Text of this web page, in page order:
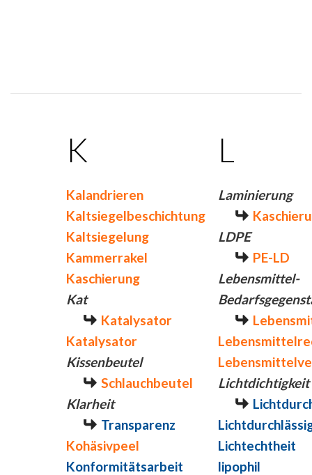
K
Kalandrieren
Kaltsiegelbeschichtung
Kaltsiegelung
Kammerrakel
Kaschierung
Kat
Katalysator
Katalysator
Kissenbeutel
Schlauchbeutel
Klarheit
Transparenz
Kohäsivpeel
Konformitätsarbeit
L
Laminierung
LDPE
PE-LD
Lebensmittel-
Lichtdichtigkeit
Lichtechtheit
lipophil